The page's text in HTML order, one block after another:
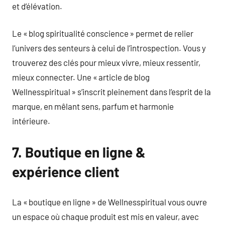
et d’élévation.
Le « blog spiritualité conscience » permet de relier
l’univers des senteurs à celui de l’introspection. Vous y
trouverez des clés pour mieux vivre, mieux ressentir,
mieux connecter. Une « article de blog
Wellnesspiritual » s’inscrit pleinement dans l’esprit de la
marque, en mêlant sens, parfum et harmonie
intérieure.
7. Boutique en ligne &
expérience client
La « boutique en ligne » de Wellnesspiritual vous ouvre
un espace où chaque produit est mis en valeur, avec